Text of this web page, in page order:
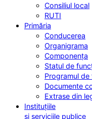
Consiliul local
RUTI
Primăria
Conducerea
Organigrama
Componența
Statul de
Programul
Documente
Extrase din
Instituțiile
și serviciile publice